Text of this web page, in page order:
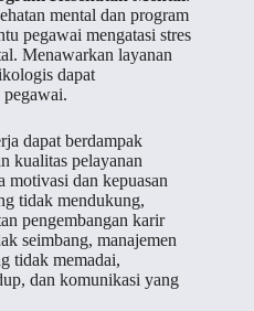
mental dan program
pegawai mengatasi stres
Menawarkan layanan
dapat
pegawai.
dapat berdampak
kualitas pelayanan
motivasi dan kepuasan
tidak mendukung,
pengembangan karir
seimbang, manajemen
tidak memadai,
dan komunikasi yang